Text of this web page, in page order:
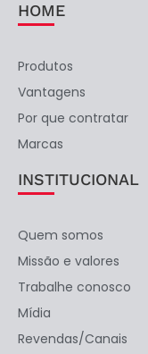
HOME
Produtos
Vantagens
Por que contratar
Marcas
INSTITUCIONAL
Quem somos
Missão e valores
Trabalhe conosco
Mídia
Revendas/Canais